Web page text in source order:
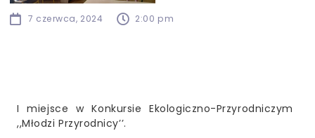
7 czerwca, 2024 2:00 pm
I miejsce w Konkursie Ekologiczno-Przyrodniczym
,,Młodzi Przyrodnicy’’.